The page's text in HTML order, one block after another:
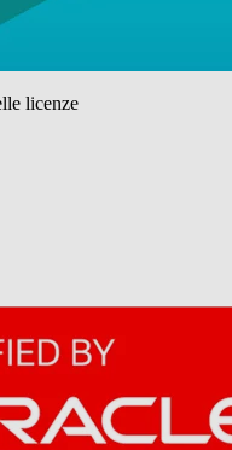
licenze